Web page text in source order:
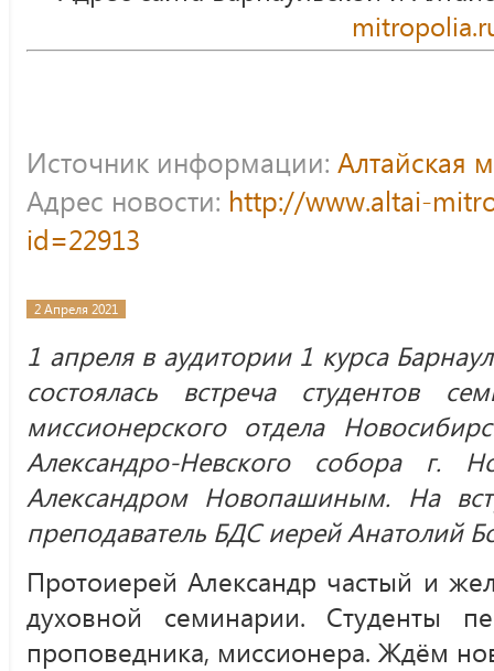
Источник информации: Алтайская
Адрес новости: http://www.altai-
id=22913
2 Апреля 2021
1 апреля в аудитории 1 курса
состоялась встреча студентов
миссионерского отдела
Александро-Невского собора г.
Александром Новопашиным. На
преподаватель БДС иерей Анатолий
Протоиерей Александр частый и
духовной семинарии. Студенты
проповедника, миссионера. Ждём